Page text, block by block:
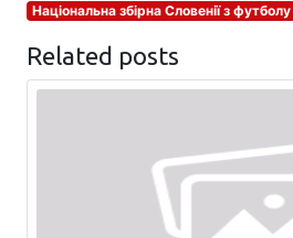
Національна збірна Словенії з футболу
Related posts